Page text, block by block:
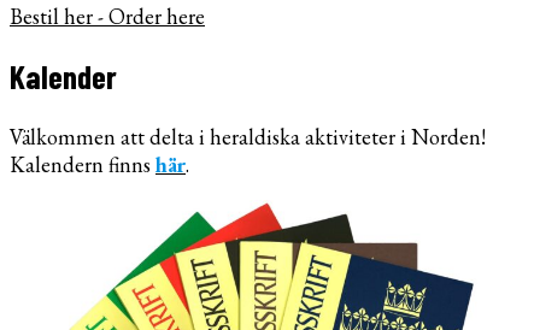
Bestil her - Order here
Kalender
Välkommen att delta i heraldiska aktiviteter i Norden!
Kalendern finns här.